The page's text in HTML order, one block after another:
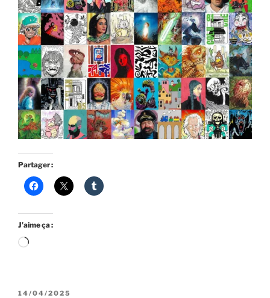
Partager :
J’aime ça :
Chargement…
PUBLIÉ
14/04/2025